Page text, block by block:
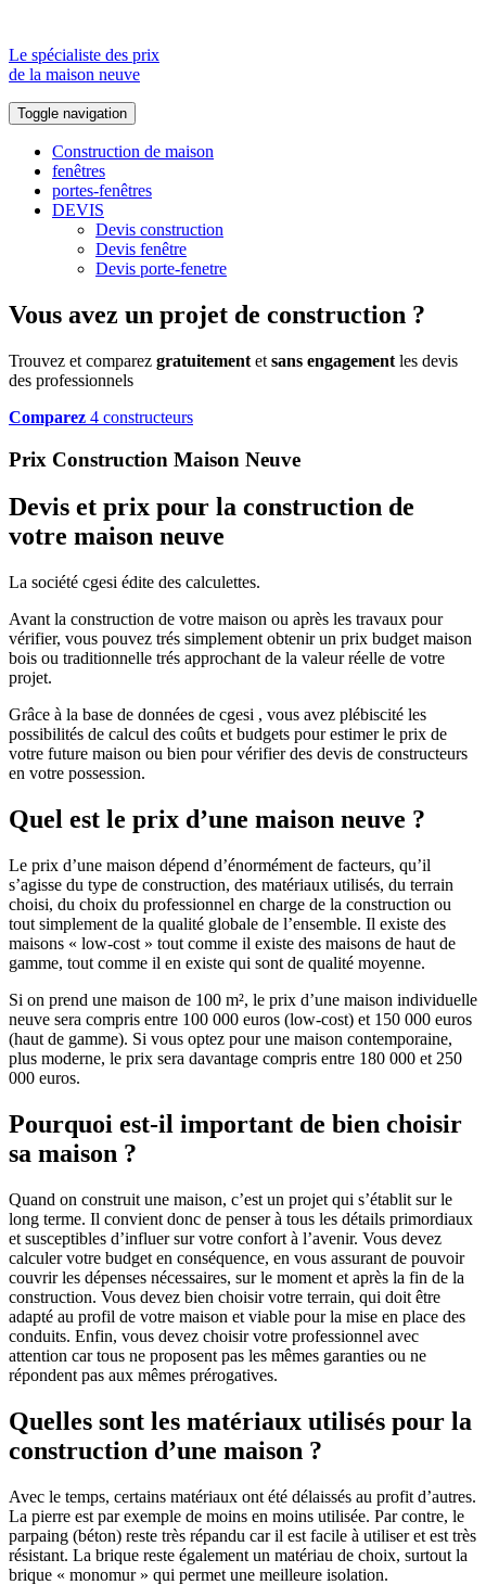
Le spécialiste des prix
de la maison neuve
Toggle navigation
Construction de maison
fenêtres
portes-fenêtres
DEVIS
Devis construction
Devis fenêtre
Devis porte-fenetre
Vous avez un projet de construction ?
Trouvez et comparez gratuitement et sans engagement les devis
des professionnels
Comparez 4 constructeurs
Prix Construction Maison Neuve
Devis et prix pour la construction de
votre maison neuve
La société cgesi édite des calculettes.
Avant la construction de votre maison ou après les travaux pour
vérifier, vous pouvez trés simplement obtenir un prix budget maison
bois ou traditionnelle trés approchant de la valeur réelle de votre
projet.
Grâce à la base de données de cgesi , vous avez plébiscité les
possibilités de calcul des coûts et budgets pour estimer le prix de
votre future maison ou bien pour vérifier des devis de constructeurs
en votre possession.
Quel est le prix d’une maison neuve ?
Le prix d’une maison dépend d’énormément de facteurs, qu’il
s’agisse du type de construction, des matériaux utilisés, du terrain
choisi, du choix du professionnel en charge de la construction ou
tout simplement de la qualité globale de l’ensemble. Il existe des
maisons « low-cost » tout comme il existe des maisons de haut de
gamme, tout comme il en existe qui sont de qualité moyenne.
Si on prend une maison de 100 m², le prix d’une maison individuelle
neuve sera compris entre 100 000 euros (low-cost) et 150 000 euros
(haut de gamme). Si vous optez pour une maison contemporaine,
plus moderne, le prix sera davantage compris entre 180 000 et 250
000 euros.
Pourquoi est-il important de bien choisir
sa maison ?
Quand on construit une maison, c’est un projet qui s’établit sur le
long terme. Il convient donc de penser à tous les détails primordiaux
et susceptibles d’influer sur votre confort à l’avenir. Vous devez
calculer votre budget en conséquence, en vous assurant de pouvoir
couvrir les dépenses nécessaires, sur le moment et après la fin de la
construction. Vous devez bien choisir votre terrain, qui doit être
adapté au profil de votre maison et viable pour la mise en place des
conduits. Enfin, vous devez choisir votre professionnel avec
attention car tous ne proposent pas les mêmes garanties ou ne
répondent pas aux mêmes prérogatives.
Quelles sont les matériaux utilisés pour la
construction d’une maison ?
Avec le temps, certains matériaux ont été délaissés au profit d’autres.
La pierre est par exemple de moins en moins utilisée. Par contre, le
parpaing (béton) reste très répandu car il est facile à utiliser et est très
résistant. La brique reste également un matériau de choix, surtout la
brique « monomur » qui permet une meilleure isolation.